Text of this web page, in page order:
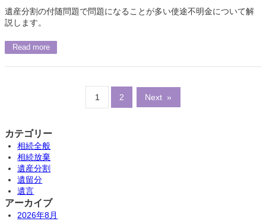
遺産分割の付随問題で問題になることが多い使途不明金について解
説します。
Read more
1 2 Next »
カテゴリー
相続全般
相続放棄
遺産分割
遺留分
遺言
アーカイブ
2026年8月